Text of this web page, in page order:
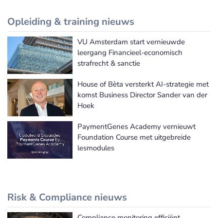
Opleiding & training nieuws
Meer Opleiding & training nieuws
VU Amsterdam start vernieuwde
leergang Financieel-economisch
strafrecht & sanctie
House of Bèta versterkt AI-strategie met
komst Business Director Sander van der
Hoek
PaymentGenes Academy vernieuwt
Foundation Course met uitgebreide
lesmodules
Risk & Compliance nieuws